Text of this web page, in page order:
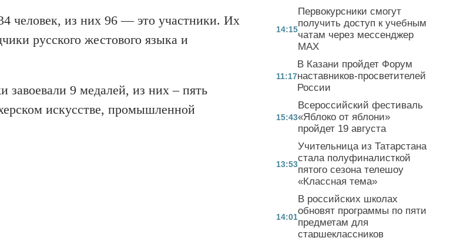
человек, из них 96 — это участники. Их
русского жестового языка и
завоевали 9 медалей, из них – пять
искусстве, промышленной
14:15
Первокурсники смогут
получить доступ к учебным
чатам через мессенджер
MAX
11:17
В Казани пройдет Форум
наставников-просветителей
России
15:43
Всероссийский фестиваль
«Яблоко от яблони»
пройдет 19 августа
13:53
Учительница из Татарстана
стала полуфиналисткой
пятого сезона телешоу
«Классная тема»
14:01
В российских школах
обновят программы по пяти
предметам для
старшеклассников